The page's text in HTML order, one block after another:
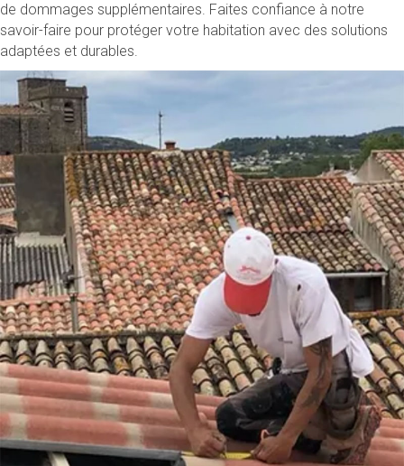
de dommages supplémentaires. Faites confiance à notre
savoir-faire pour protéger votre habitation avec des solutions
adaptées et durables.